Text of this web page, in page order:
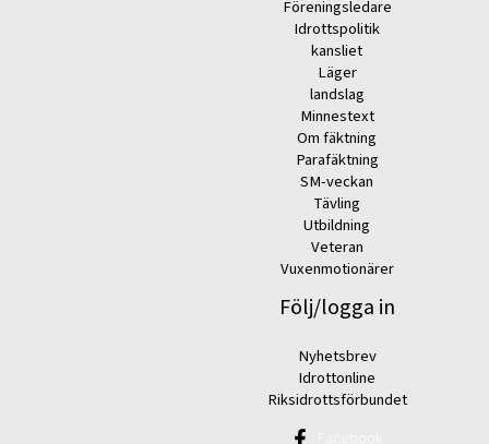
Föreningsledare
Idrottspolitik
kansliet
Läger
landslag
Minnestext
Om fäktning
Parafäktning
SM-veckan
Tävling
Utbildning
Veteran
Vuxenmotionärer
Följ/logga in
Nyhetsbrev
Idrottonline
Riksidrottsförbundet